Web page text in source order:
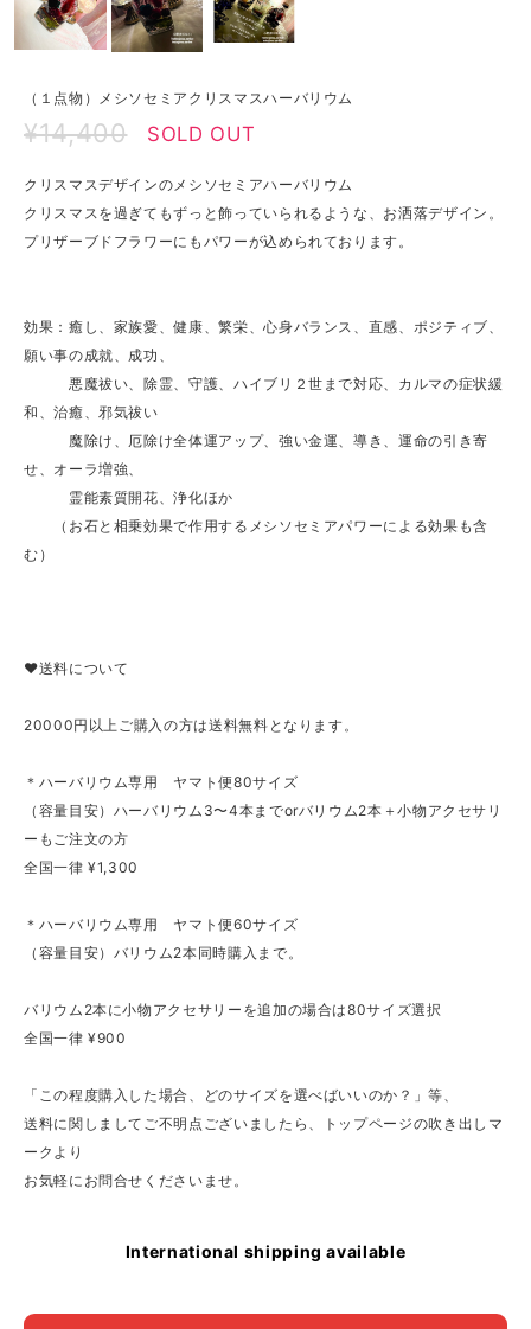
（１点物）メシソセミアクリスマスハーバリウム
¥14,400 SOLD OUT
クリスマスデザインのメシソセミアハーバリウム
クリスマスを過ぎてもずっと飾っていられるような、お洒落デザイン。
プリザーブドフラワーにもパワーが込められております。
効果：癒し、家族愛、健康、繁栄、心身バランス、直感、ポジティブ、
願い事の成就、成功、
悪魔祓い、除霊、守護、ハイブリ２世まで対応、カルマの症状緩
和、治癒、邪気祓い
魔除け、厄除け全体運アップ、強い金運、導き、運命の引き寄
せ、オーラ増強、
霊能素質開花、浄化ほか
（お石と相乗効果で作用するメシソセミアパワーによる効果も含
む）
❤︎送料について
20000円以上ご購入の方は送料無料となります。
＊ハーバリウム専用 ヤマト便80サイズ
（容量目安）ハーバリウム3〜4本までorバリウム2本＋小物アクセサリ
ーもご注文の方
全国一律 ¥1,300
＊ハーバリウム専用 ヤマト便60サイズ
（容量目安）バリウム2本同時購入まで。
バリウム2本に小物アクセサリーを追加の場合は80サイズ選択
全国一律 ¥900
「この程度購入した場合、どのサイズを選べばいいのか？」等、
送料に関しましてご不明点ございましたら、トップページの吹き出しマ
ークより
お気軽にお問合せくださいませ。
International shipping available